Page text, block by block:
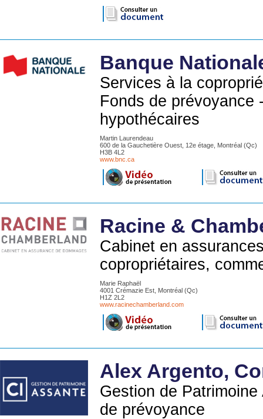
Banque
Services à la
Fonds de prévoyance
hypothécaires
Martin Laurendeau
600 de la Gauchetière Ouest, 12e étage, Montréal (Qc)
H3B 4L2
www.bnc.ca
Racine &
Cabinet en
copropriétaires,
Marie Raphaël
4001 Crémazie Est, Montréal (Qc)
H1Z 2L2
www.racinechamberland.com
Alex Argento,
Gestion de
de prévoyance